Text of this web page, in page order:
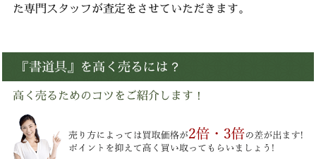
た専門スタッフが査定をさせていただきます。
『書道具』を高く売るには？
高く売るためのコツをご紹介します！